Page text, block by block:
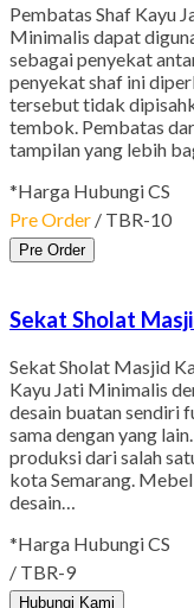
Pembatas Shaf Kayu
Minimalis dapat
sebagai penyekat
penyekat shaf ini
tersebut tidak
tembok. Pembatas
tampilan yang lebih
*Harga Hubungi CS
Pre Order / TBR-10
Pre Order
Sekat Sholat
Sekat Sholat Masjid
Kayu Jati Minimalis
desain buatan sendiri
sama dengan yang
produksi dari salah
kota Semarang.
desain…
*Harga Hubungi CS
/ TBR-9
Hubungi Kami